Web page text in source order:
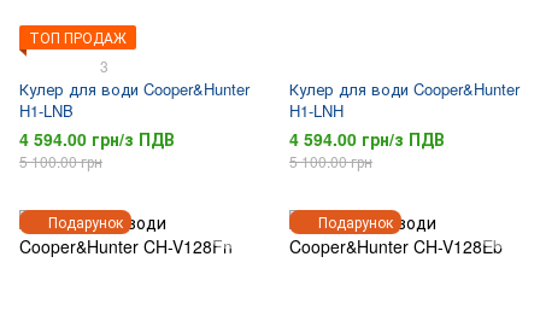
ТОП ПРОДАЖ
3
Кулер для води Cooper&Hunter
H1-LNB
4 594.00 грн/з ПДВ
5 100.00 грн
Кулер для води Cooper&Hunter
H1-LNH
4 594.00 грн/з ПДВ
5 100.00 грн
Подарунок Подарунок